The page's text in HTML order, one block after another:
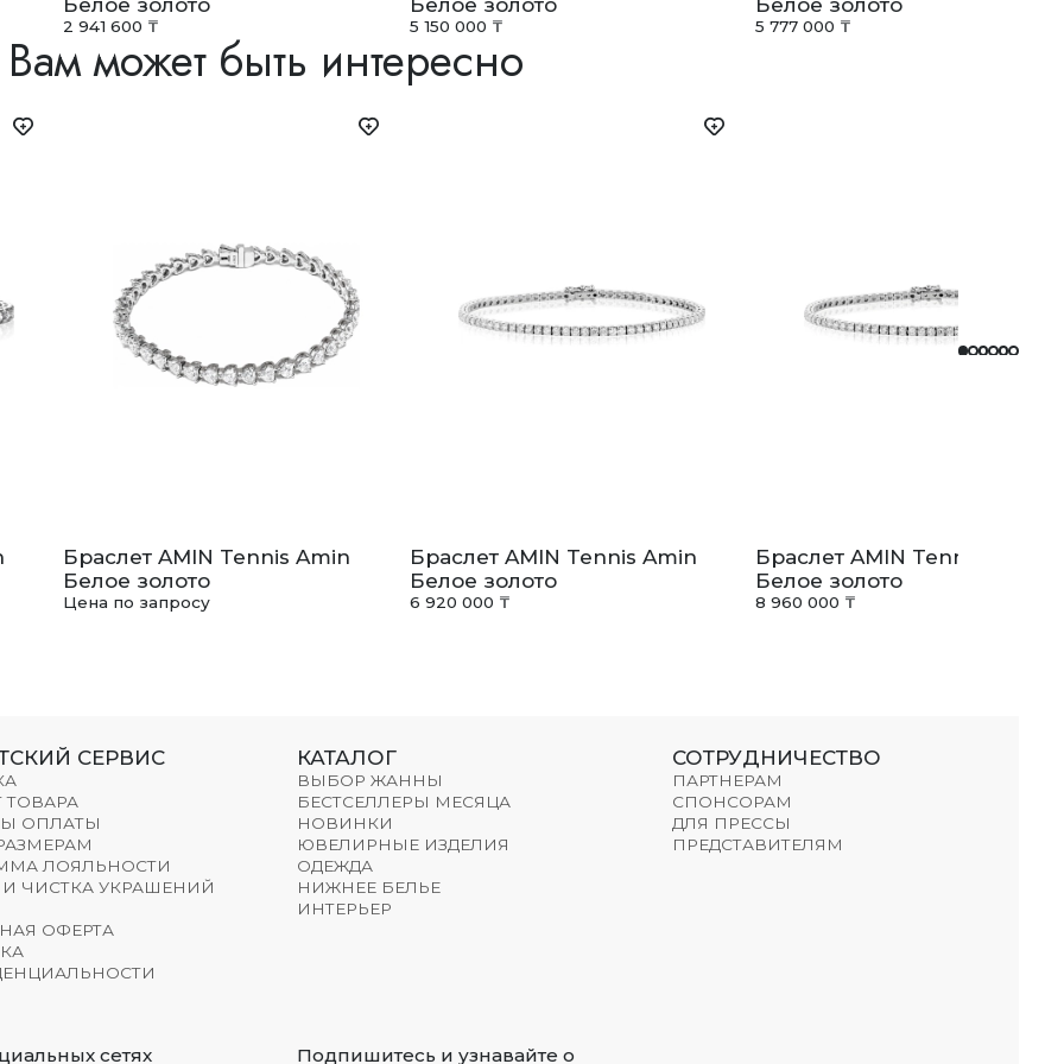
Белое золото
2 941 600 ₸
Белое золото
5 150 000 ₸
Белое золото
5 777 000 ₸
Вам может быть интересно
Браслет AMIN Tennis Amin
Белое золото
Цена по запросу
Браслет AMIN Tennis Amin
Белое золото
6 920 000 ₸
Браслет AMIN Tennis Amin
Белое золото
8 960 000 ₸
СЕРВИС
ТОВАРА
ОПЛАТЫ
ЛОЯЛЬНОСТИ
ЧИСТКА УКРАШЕНИЙ
ОФЕРТА
КАТАЛОГ
ВЫБОР ЖАННЫ
БЕСТСЕЛЛЕРЫ МЕСЯЦА
НОВИНКИ
ЮВЕЛИРНЫЕ ИЗДЕЛИЯ
ОДЕЖДА
НИЖНЕЕ БЕЛЬЕ
ИНТЕРЬЕР
СОТРУДНИЧЕСТВО
ПАРТНЕРАМ
СПОНСОРАМ
ДЛЯ ПРЕССЫ
ПРЕДСТАВИТЕЛЯМ
сетях Подпишитесь и узнавайте о